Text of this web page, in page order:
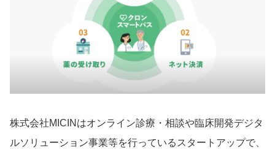
株式会社MICINはオンライン診療・相談や臨床開発デジタ
ルソリューション事業等を行っているスタートアップで、